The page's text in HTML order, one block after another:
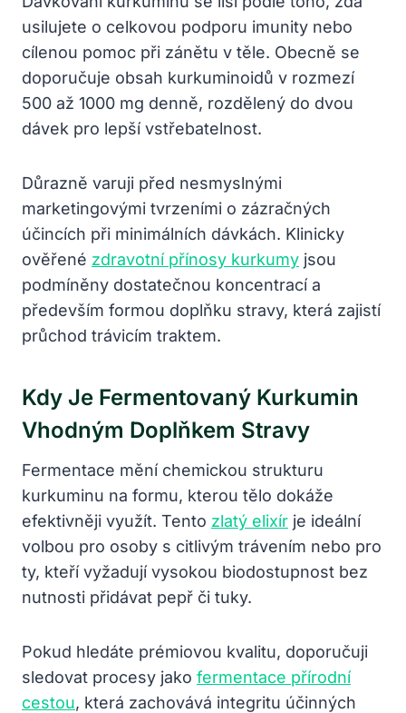
usilujete o celkovou podporu imunity nebo
cílenou pomoc při zánětu v těle. Obecně se
doporučuje obsah kurkuminoidů v rozmezí
500 až 1000 mg denně, rozdělený do dvou
dávek pro lepší vstřebatelnost.
Důrazně varuji před nesmyslnými
marketingovými tvrzeními o zázračných
účincích při minimálních dávkách. Klinicky
ověřené zdravotní přínosy kurkumy jsou
podmíněny dostatečnou koncentrací a
především formou doplňku stravy, která zajistí
průchod trávicím traktem.
Kdy Je Fermentovaný Kurkumin
Vhodným Doplňkem Stravy
Fermentace mění chemickou strukturu
kurkuminu na formu, kterou tělo dokáže
efektivněji využít. Tento zlatý elixír je ideální
volbou pro osoby s citlivým trávením nebo pro
ty, kteří vyžadují vysokou biodostupnost bez
nutnosti přidávat pepř či tuky.
Pokud hledáte prémiovou kvalitu, doporučuji
sledovat procesy jako fermentace přírodní
cestou, která zachovává integritu účinných